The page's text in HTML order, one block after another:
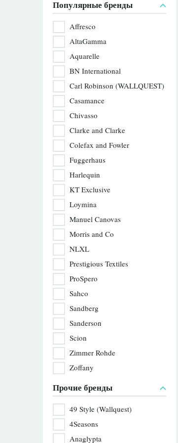
Популярные бренды
Affresco
AltaGamma
Aquarelle
BN International
Carl Robinson (WALLQUEST)
Casamance
Chivasso
Clarke and Clarke
Colefax and Fowler
Fuggerhaus
Harlequin
KT Exclusive
Loymina
Manuel Canovas
Morris and Co
NLXL
Prestigious Textiles
ProSpero
Sahco
Sandberg
Sanderson
Scion
Zimmer Rohde
Zoffany
Прочие бренды
49 Style (Wallquest)
4Seasons
Anaglypta